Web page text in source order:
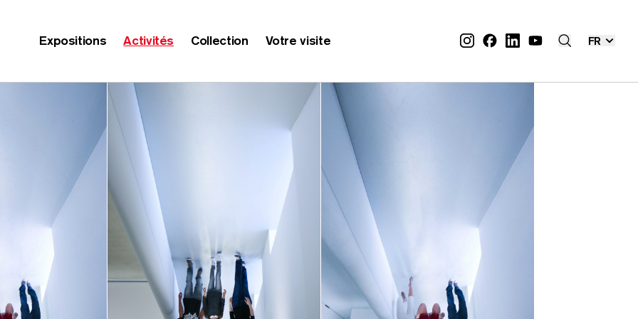
Expositions Activités Collection Votre visite FR